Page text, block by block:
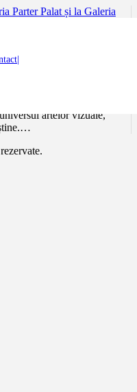
Galeria Parter
artelor vizuale,